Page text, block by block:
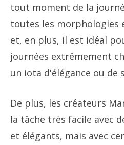
tout moment de la
toutes les morphologies
et, en plus, il est idéal
journées extrêmement
un iota d'élégance ou de
De plus, les créateurs
la tâche très facile avec
et élégants, mais avec